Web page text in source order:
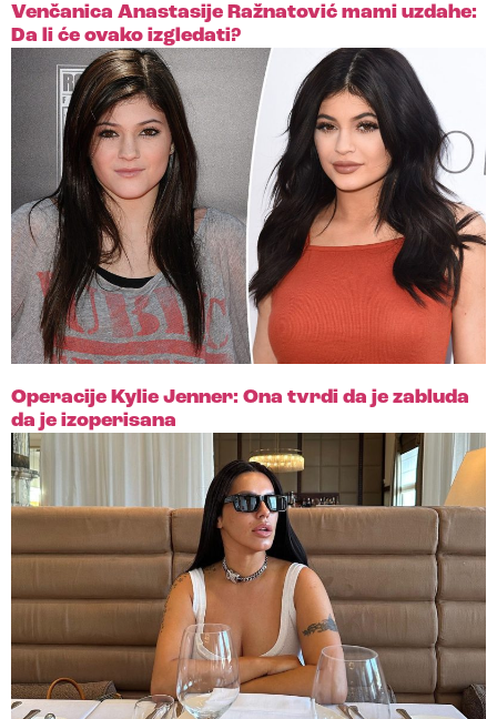
Venčanica Anastasije Ražnatović mami uzdahe:
Da li će ovako izgledati?
Operacije Kylie Jenner: Ona tvrdi da je zabluda
da je izoperisana